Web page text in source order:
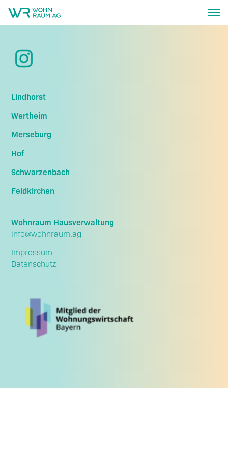
Lindhorst
Wertheim
Merseburg
Hof
Schwarzenbach
Feldkirchen
Wohnraum Hausverwaltung
info@wohnraum.ag
Impressum
Datenschutz